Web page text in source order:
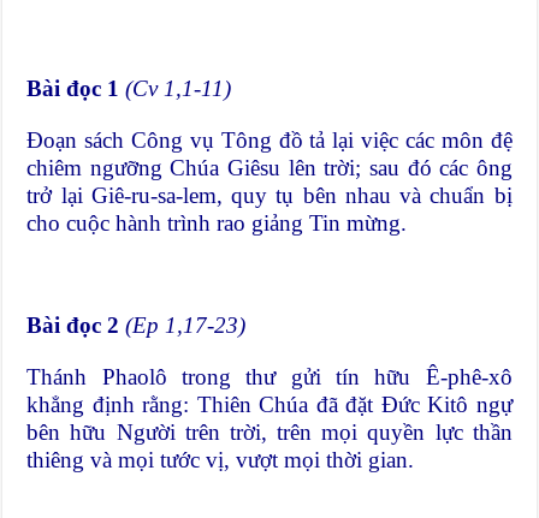
Bài đọc 1 (Cv 1,1-11)
Đoạn sách Công vụ Tông đồ tả lại việc các môn đệ
chiêm ngưỡng Chúa Giêsu lên trời; sau đó các ông
trở lại Giê-ru-sa-lem, quy tụ bên nhau và chuẩn bị
cho cuộc hành trình rao giảng Tin mừng.
Bài đọc 2 (Ep 1,17-23)
Thánh Phaolô trong thư gửi tín hữu Ê-phê-xô
khẳng định rằng: Thiên Chúa đã đặt Đức Kitô ngự
bên hữu Người trên trời, trên mọi quyền lực thần
thiêng và mọi tước vị, vượt mọi thời gian.